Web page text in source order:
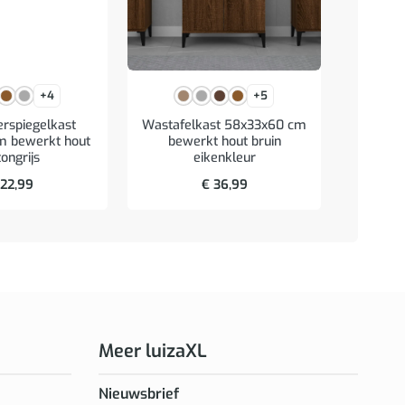
+4
bewerkt hout
+5
Wastafelkast 58x33x60 cm
bewerkt hout bruin
eikenkleur
€36,99
Meer luizaXL
Nieuwsbrief